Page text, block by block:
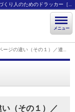
メニュー
載：ものづくり人のためのドラッカー［その１６］
（その１）／